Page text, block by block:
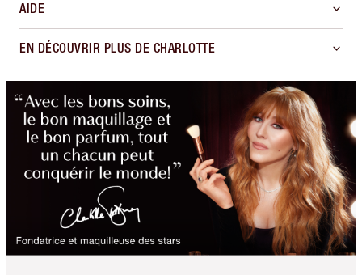
AIDE
EN DÉCOUVRIR PLUS DE CHARLOTTE